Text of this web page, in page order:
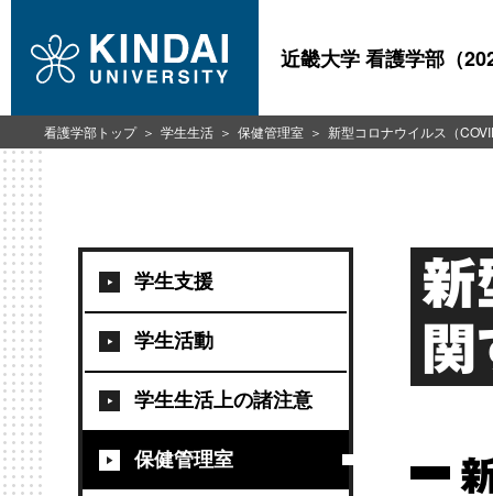
近畿大学 看護学部（
学生支援
学生活動
学生生活上の諸注意
保健管理室
新
看護学部トップ 学生生活 保健管理室 新型コロナウイルス（